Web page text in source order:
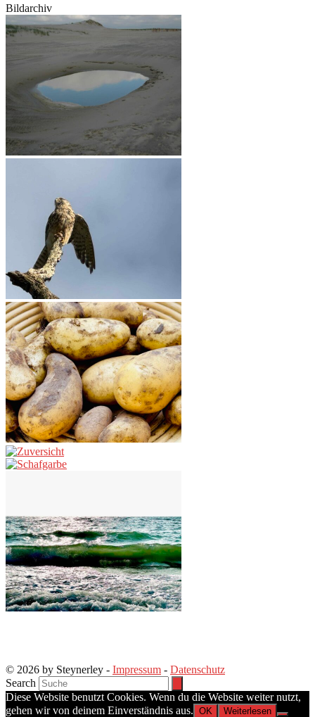
Bildarchiv
© 2026 by Steynerley - Impressum - Datenschutz
Search
Diese Website benutzt Cookies. Wenn du die Website weiter nutzt,
gehen wir von deinem Einverständnis aus. OK Weiterlesen